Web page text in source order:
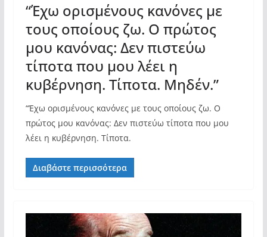
“Έχω ορισμένους κανόνες με
τους οποίους ζω. Ο πρώτος
μου κανόνας: Δεν πιστεύω
τίποτα που μου λέει η
κυβέρνηση. Τίποτα. Μηδέν.”
“Έχω ορισμένους κανόνες με τους οποίους ζω. Ο
πρώτος μου κανόνας: Δεν πιστεύω τίποτα που μου
λέει η κυβέρνηση. Τίποτα.
Διαβάστε περισσότερα